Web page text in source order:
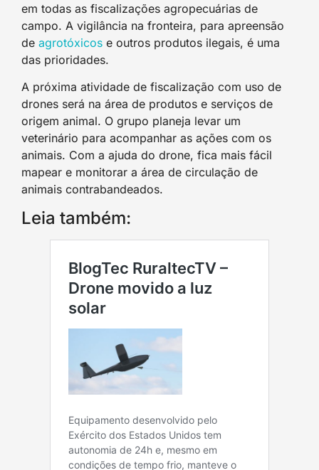
em todas as fiscalizações agropecuárias de
campo. A vigilância na fronteira, para apreensão
de agrotóxicos e outros produtos ilegais, é uma
das prioridades.
A próxima atividade de fiscalização com uso de
drones será na área de produtos e serviços de
origem animal. O grupo planeja levar um
veterinário para acompanhar as ações com os
animais. Com a ajuda do drone, fica mais fácil
mapear e monitorar a área de circulação de
animais contrabandeados.
Leia também: